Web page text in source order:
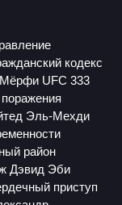
кодекс
UFC 333
поражения
Эль-Мехди
район
Дэвид Эби
приступ